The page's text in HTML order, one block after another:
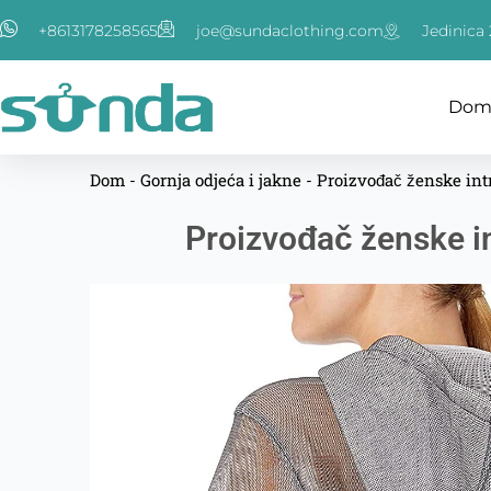
至
容
+8613178258565 joe@sundaclothing.com Jedinica
Dom - Gornja odjeća i jakne - Proizvođač ženske
Proizvođač ženske